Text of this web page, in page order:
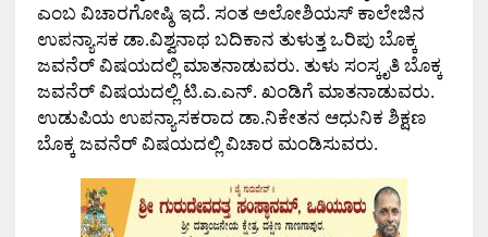
ಎಂಬ ವಿಚಾರಗೋಷ್ಠಿ ಇದೆ. ಸಂತ ಅಲೋಶಿಯಸ್ ಕಾಲೇಜಿನ
ಉಪನ್ಯಾಸಕ ಡಾ.ವಿಶ್ವನಾಥ ಬದಿಕಾನ ತುಳುತ್ತ ಒರಿಪು ಬೊಕ್ಕ
ಜವನೆರ್ ವಿಷಯದಲ್ಲಿ ಮಾತನಾಡುವರು. ತುಳು ಸಂಸ್ಕೃತಿ ಬೊಕ್ಕ
ಜವನೆರ್ ವಿಷಯದಲ್ಲಿ ಟಿ.ಎ.ಎನ್. ಖಂಡಿಗೆ ಮಾತನಾಡುವರು.
ಉಡುಪಿಯ ಉಪನ್ಯಾಸಕರಾದ ಡಾ.ನಿಕೇತನ ಆಧುನಿಕ ಶಿಕ್ಷಣ
ಬೊಕ್ಕ ಜವನೆರ್ ವಿಷಯದಲ್ಲಿ ವಿಚಾರ ಮಂಡಿಸುವರು.